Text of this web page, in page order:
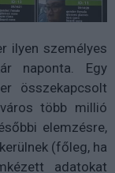
ilyen személyes
naponta. Egy
összekapcsolt
több millió
elemzésre,
(főleg, ha
adatokat